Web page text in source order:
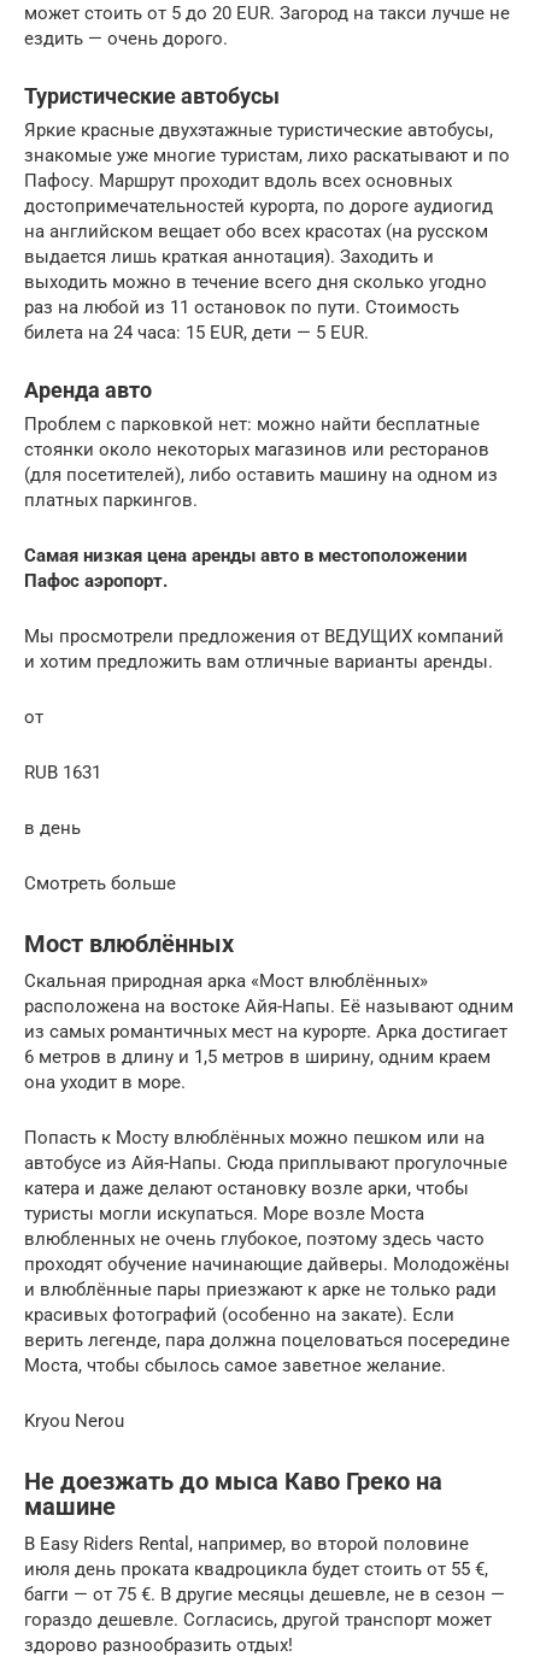
может стоить от 5 до 20 EUR. Загород на такси лучше не
ездить — очень дорого.
Туристические автобусы
Яркие красные двухэтажные туристические автобусы,
знакомые уже многие туристам, лихо раскатывают и по
Пафосу. Маршрут проходит вдоль всех основных
достопримечательностей курорта, по дороге аудиогид
на английском вещает обо всех красотах (на русском
выдается лишь краткая аннотация). Заходить и
выходить можно в течение всего дня сколько угодно
раз на любой из 11 остановок по пути. Стоимость
билета на 24 часа: 15 EUR, дети — 5 EUR.
Аренда авто
Проблем с парковкой нет: можно найти бесплатные
стоянки около некоторых магазинов или ресторанов
(для посетителей), либо оставить машину на одном из
платных паркингов.
Самая низкая цена аренды авто в местоположении
Пафос аэропорт.
Мы просмотрели предложения от ВЕДУЩИХ компаний
и хотим предложить вам отличные варианты аренды.
от
RUB 1631
в день
Смотреть больше
Мост влюблённых
Скальная природная арка «Мост влюблённых»
расположена на востоке Айя-Напы. Её называют одним
из самых романтичных мест на курорте. Арка достигает
6 метров в длину и 1,5 метров в ширину, одним краем
она уходит в море.
Попасть к Мосту влюблённых можно пешком или на
автобусе из Айя-Напы. Сюда приплывают прогулочные
катера и даже делают остановку возле арки, чтобы
туристы могли искупаться. Море возле Моста
влюбленных не очень глубокое, поэтому здесь часто
проходят обучение начинающие дайверы. Молодожёны
и влюблённые пары приезжают к арке не только ради
красивых фотографий (особенно на закате). Если
верить легенде, пара должна поцеловаться посередине
Моста, чтобы сбылось самое заветное желание.
Kryou Nerou
Не доезжать до мыса Каво Греко на
машине
В Easy Riders Rental, например, во второй половине
июля день проката квадроцикла будет стоить от 55 €,
багги — от 75 €. В другие месяцы дешевле, не в сезон —
гораздо дешевле. Согласись, другой транспорт может
здорово разнообразить отдых!